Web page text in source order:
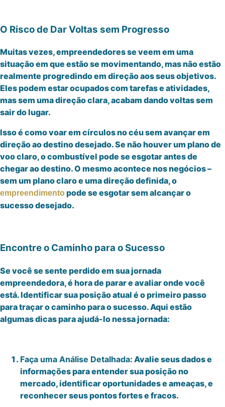
O Risco de Dar Voltas sem Progresso
Muitas vezes, empreendedores se veem em uma
situação em que estão se movimentando, mas não estão
realmente progredindo em direção aos seus objetivos.
Eles podem estar ocupados com tarefas e atividades,
mas sem uma direção clara, acabam dando voltas sem
sair do lugar.
Isso é como voar em círculos no céu sem avançar em
direção ao destino desejado. Se não houver um plano de
voo claro, o combustível pode se esgotar antes de
chegar ao destino. O mesmo acontece nos negócios –
sem um plano claro e uma direção definida, o
empreendimentopode se esgotar sem alcançar o
sucesso desejado.
Encontre o Caminho para o Sucesso
Se você se sente perdido em sua jornada
empreendedora, é hora de parar e avaliar onde você
está. Identificar sua posição atual é o primeiro passo
para traçar o caminho para o sucesso. Aqui estão
algumas dicas para ajudá-lo nessa jornada:
Faça uma Análise Detalhada: Avalie seus dados e
informações para entender sua posição no
mercado, identificar oportunidades e ameaças, e
reconhecer seus pontos fortes e fracos.